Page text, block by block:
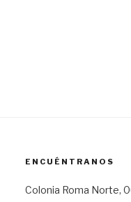
ENCUÉNTRANOS
Colonia Roma Norte,